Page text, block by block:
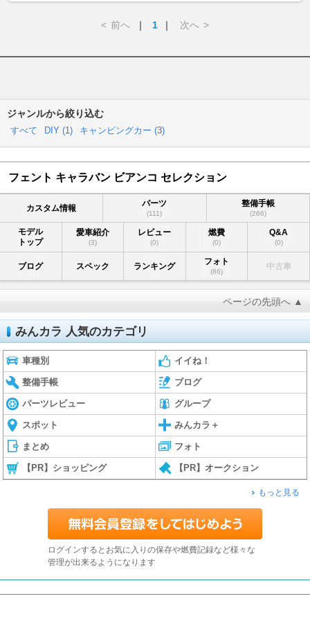
< 前へ ｜ 1 ｜ 次へ >
ジャンルから絞り込む
すべて DIY (1) キャンピングカー (3)
フェント キャラバン ビアンコ セレクション
カスタム情報 パーツ
(111)
整備手帳
(266)
モデル
トップ
愛車紹介
(3)
レビュー
(0)
燃費
(0)
Q&A
(0)
ブログ スペック ランキング フォト
(86)
中古車
ページの先頭へ ▲
みんカラ 人気のカテゴリ
車種別 イイね！
整備手帳 ブログ
パーツレビュー グループ
スポット みんカラ＋
まとめ フォト
【PR】ショッピング 【PR】オークション
もっと見る
ログインするとお気に入りの保存や燃費記録など様々な
管理が出来るようになります